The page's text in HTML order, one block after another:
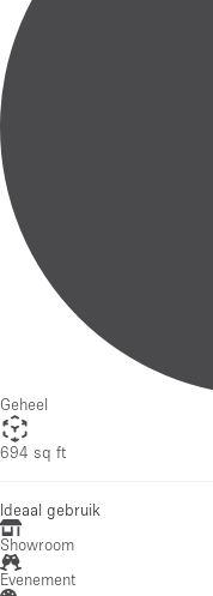
Geheel
694 sq ft
Ideaal gebruik
Showroom
Evenement